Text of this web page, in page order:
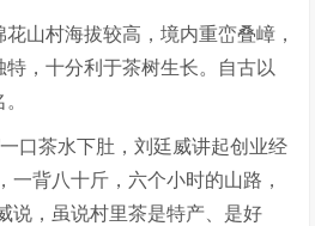
山村海拔较高，境内重峦叠嶂，
，十分利于茶树生长。自古以
口茶水下肚，刘廷威讲起创业经
一背八十斤，六个小时的山路，
说，虽说村里茶是特产、是好